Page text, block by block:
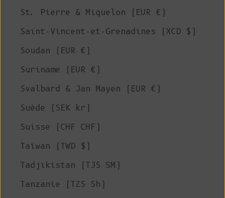
St. Pierre & Miquelon (EUR €)
Saint-Vincent-et-Grenadines (XCD $)
Soudan (EUR €)
Suriname (EUR €)
Svalbard & Jan Mayen (EUR €)
Suède (SEK kr)
Suisse (CHF CHF)
Taïwan (TWD $)
Tadjikistan (TJS ЅМ)
Tanzanie (TZS Sh)